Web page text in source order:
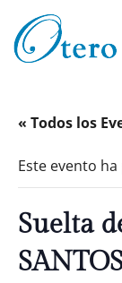
« Todos los
Este evento ha
Suelta